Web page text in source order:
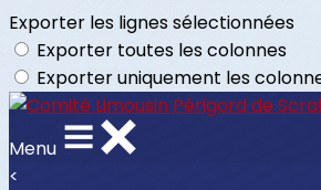
Exporter les lignes sélectionnées
Exporter toutes les colonnes
Exporter uniquement les
Menu
<